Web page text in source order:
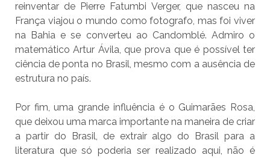
reinventar de Pierre Fatumbi Verger, que nasceu na
França viajou o mundo como fotografo, mas foi viver
na Bahia e se converteu ao Candomblé. Admiro o
matemático Artur Ávila, que prova que é possível ter
ciência de ponta no Brasil, mesmo com a ausência de
estrutura no país.
Por fim, uma grande influência é o Guimarães Rosa,
que deixou uma marca importante na maneira de criar
a partir do Brasil, de extrair algo do Brasil para a
literatura que só poderia ser realizado aqui, não é